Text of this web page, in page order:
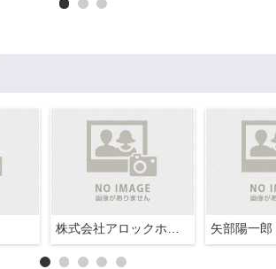
株式会社アロックホーム 矢部陽一郎